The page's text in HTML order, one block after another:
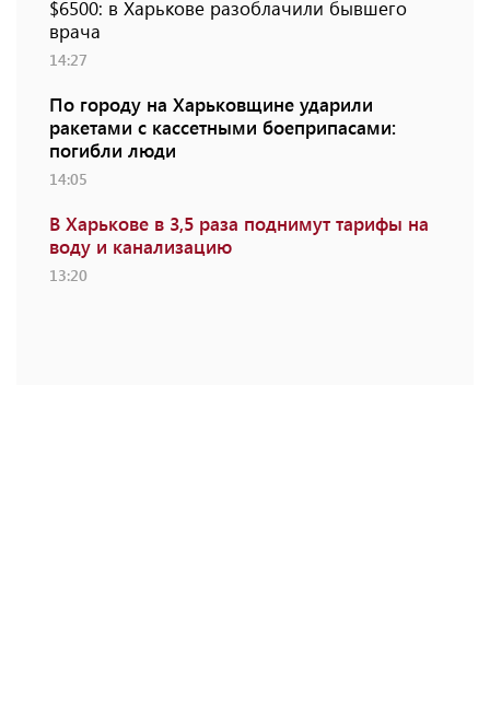
$6500: в Харькове разоблачили бывшего
врача
14:27
По городу на Харьковщине ударили
ракетами с кассетными боеприпасами:
погибли люди
14:05
В Харькове в 3,5 раза поднимут тарифы на
воду и канализацию
13:20